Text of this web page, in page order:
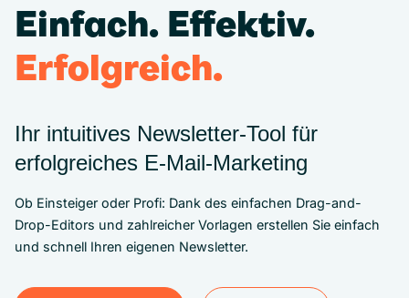
Einfach. Effektiv.
Erfolgreich.
Ihr intuitives Newsletter-Tool für
erfolgreiches E‑Mail‑Marketing
Ob Einsteiger oder Profi: Dank des einfachen Drag-and-
Drop-Editors und zahlreicher Vorlagen erstellen Sie einfach
und schnell Ihren eigenen Newsletter.